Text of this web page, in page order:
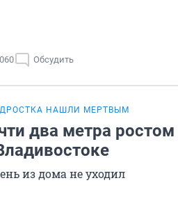
Обсудить
НАШЛИ МЕРТВЫМ
два метра
из дома не уходил